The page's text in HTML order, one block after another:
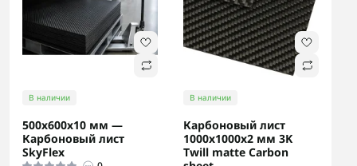
В наличии
500х600х10 мм —
Карбоновый лист
SkyFlex
В наличии
Карбоновый лист
1000x1000x2 мм 3K
Twill matte Carbon